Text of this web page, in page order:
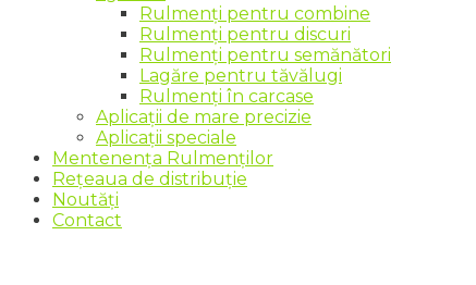
Rulmenți pentru combine
Rulmenți pentru discuri
Rulmenți pentru semănători
Lagăre pentru tăvălugi
Rulmenți în carcase
Aplicații de mare precizie
Aplicații speciale
Mentenența Rulmenților
Rețeaua de distribuție
Noutăți
Contact